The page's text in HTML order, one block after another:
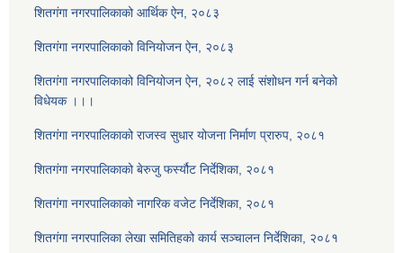
शितगंगा नगरपालिकाको आर्थिक ऐन, २०८३
शितगंगा नगरपालिकाको विनियोजन ऐन, २०८३
शितगंगा नगरपालिकाको विनियोजन ऐन, २०८२ लाई संशोधन गर्न बनेको
विधेयक ।।।
शितगंगा नगरपालिकाको राजस्व सुधार योजना निर्माण प्रारुप, २०८१
शितगंगा नगरपालिकाको बेरुजु फर्स्यौट निर्देशिका, २०८१
शितगंगा नगरपालिकाको नागरिक वजेट निर्देशिका, २०८१
शितगंगा नगरपालिका लेखा समितिहको कार्य सञ्चालन निर्देशिका, २०८१